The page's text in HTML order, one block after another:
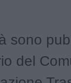
sono
del